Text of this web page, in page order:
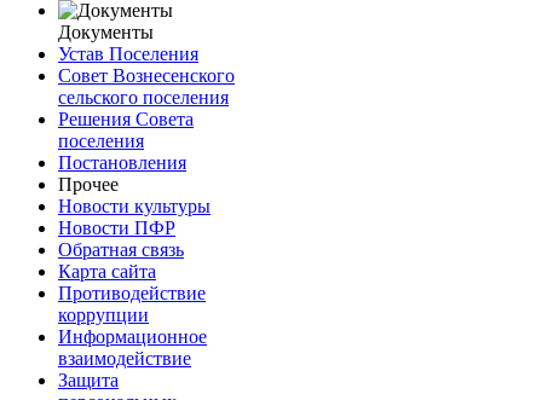
Документы
Устав Поселения
Совет Вознесенского
сельского поселения
Решения Совета
поселения
Постановления
Прочее
Новости культуры
Новости ПФР
Обратная связь
Карта сайта
Противодействие
коррупции
Информационное
взаимодействие
Защита